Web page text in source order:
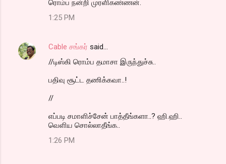
ரொம்ப நன்றி முரளிகண்ணன்.
1:25 PM
Cable சங்கர் said…
//டிஸ்கி ரொம்ப தமாசா இருந்துச்சு..
பதிவு சூட்ட தணிக்கவா..!
//
எப்படி சமாளிச்சேன் பாத்தீங்களா..? ஹி.ஹி..
வெளிய சொல்லாதீங்க..
1:26 PM